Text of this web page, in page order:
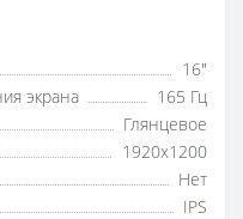
16"
экрана
165 Гц
Глянцевое
1920x1200
Нет
IPS